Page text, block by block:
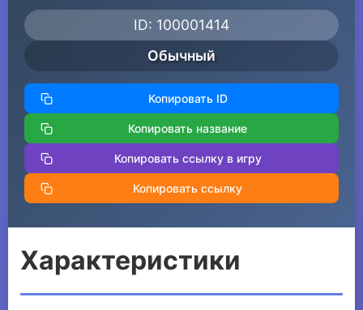
ID: 100001414
Обычный
Копировать ID
Копировать название
Копировать ссылку в игру
Копировать ссылку
Характеристики